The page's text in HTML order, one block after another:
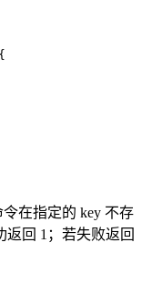
{
令在指定的 key 不存
返回 1；若失败返回